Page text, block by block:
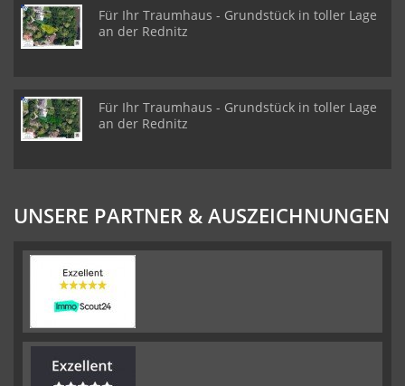
Für Ihr Traumhaus - Grundstück in toller Lage
an der Rednitz
Für Ihr Traumhaus - Grundstück in toller Lage
an der Rednitz
UNSERE PARTNER & AUSZEICHNUNGEN